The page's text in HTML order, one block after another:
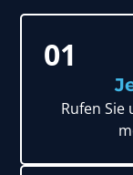
01
Rufen